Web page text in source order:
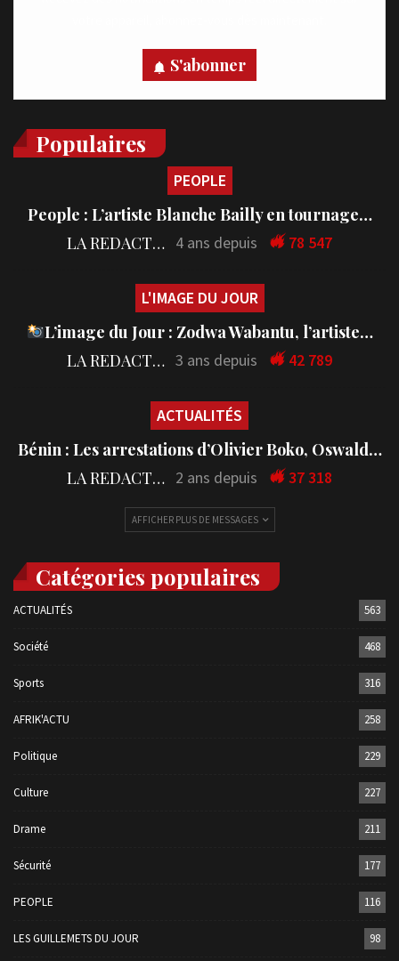
S'abonner
Populaires
PEOPLE
People : L’artiste Blanche Bailly en tournage…
LA REDACTION 4 ans depuis 78 547
L'IMAGE DU JOUR
L’image du Jour : Zodwa Wabantu, l’artiste…
LA REDACTION 3 ans depuis 42 789
ACTUALITÉS
Bénin : Les arrestations d’Olivier Boko, Oswald…
LA REDACTION 2 ans depuis 37 318
AFFICHER PLUS DE MESSAGES
Catégories populaires
ACTUALITÉS 563
Société 468
Sports 316
AFRIK'ACTU 258
Politique 229
Culture 227
Drame 211
Sécurité 177
PEOPLE 116
LES GUILLEMETS DU JOUR 98